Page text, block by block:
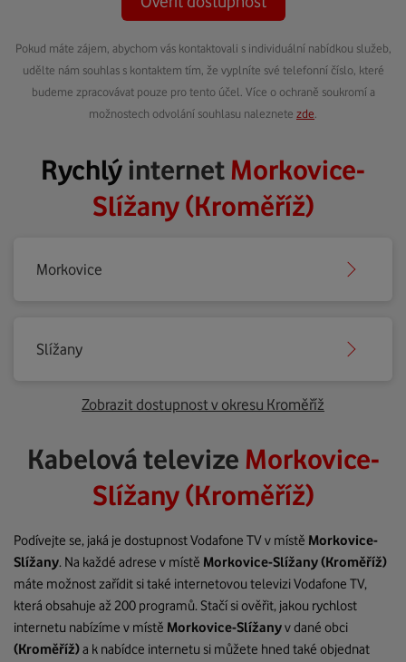
Pokud máte zájem, abychom vás kontaktovali s individuální nabídkou služeb,
udělte nám souhlas s kontaktem tím, že vyplníte své telefonní číslo, které
budeme zpracovávat pouze pro tento účel. Více o ochraně soukromí a
možnostech odvolání souhlasu naleznete zde
Rychlýinternet Morkovice-
Slížany (Kroměříž)
Morkovice
Slížany
Zobrazit dostupnost v okresu Kroměříž
Kabelová televize Morkovice-
Slížany (Kroměříž)
Podívejte se, jaká je dostupnost Vodafone TV v místě Morkovice-
Slížany. Na každé adrese v místě Morkovice-Slížany(Kroměříž)
máte možnost zařídit si také internetovou televizi Vodafone TV,
která obsahuje až 200 programů. Stačí si ověřit, jakou rychlost
internetu nabízíme v místě Morkovice-Slížanyv dané obci
(Kroměříž)a k nabídce internetu si můžete hned také objednat